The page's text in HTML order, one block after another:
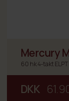
Mercury
60 hk 4-takt ELPT
DKK